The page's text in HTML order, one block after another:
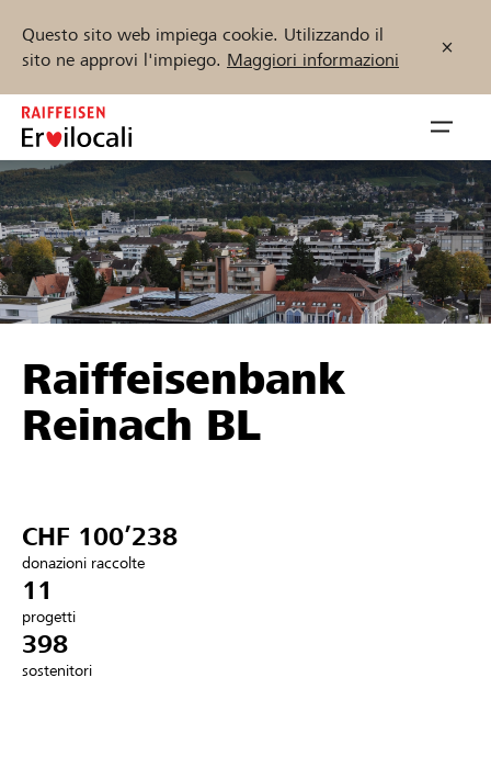
Questo sito web impiega cookie. Utilizzando il
sito ne approvi l'impiego. Maggiori informazioni
Zum
Inhalt
springen
öffnen
Sostenere
Aiuto & supporto
Collegarsi
Trova progetti e organizzazioni
Inizia ora
Raiffeisenbank
Reinach BL
CHF 100’238
donazioni raccolte
11
progetti
398
sostenitori